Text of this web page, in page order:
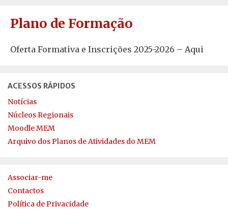
Plano de Formação
Oferta Formativa e Inscrições 2025-2026 – Aqui
ACESSOS RÁPIDOS
Notícias
Núcleos Regionais
Moodle MEM
Arquivo dos Planos de Atividades do MEM
Associar-me
Contactos
Política de Privacidade